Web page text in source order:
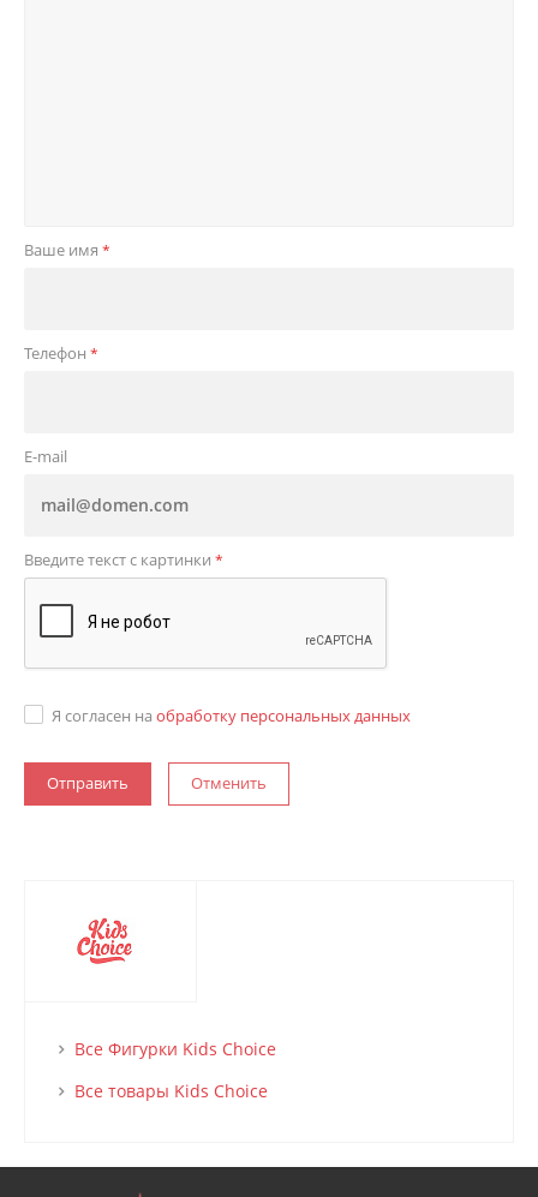
Ваше имя *
Телефон *
E-mail
Введите текст с картинки *
Я согласен на обработку персональных данных
Отменить
Все Фигурки Kids Choice
Все товары Kids Choice